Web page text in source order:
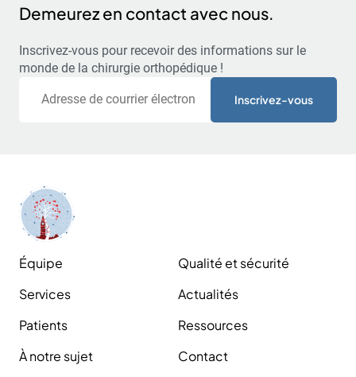
Demeurez en contact avec nous.
Inscrivez-vous pour recevoir des informations sur le
monde de la chirurgie orthopédique !
Équipe
Services
Patients
À notre sujet
Qualité et sécurité
Actualités
Ressources
Contact